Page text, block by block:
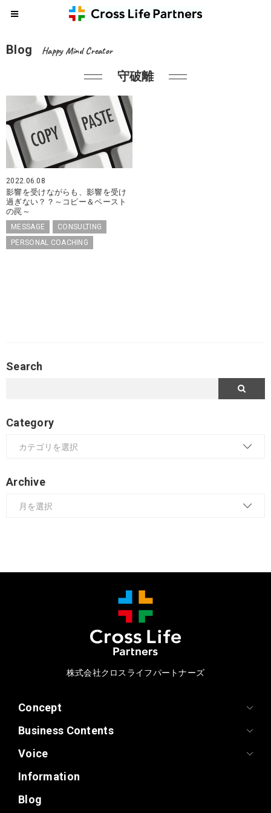
Blog Happy Mind Creator
守破離
2022.06.08
影響を受けながらも、影響を受け
過ぎない？？～コピー＆ペースト
の罠～
MESSAGE
CONSULTING
PERSONAL COACHING
Search
Category
Archive
株式会社クロスライフパートナーズ
Concept
Business Contents
Voice
Information
Blog